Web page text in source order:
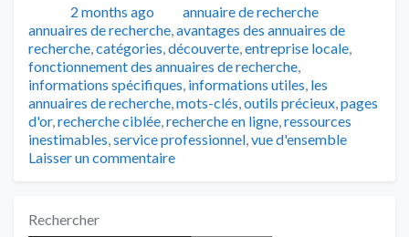
Publié2 months ago Catégories
annuaire de recherche
annuaires de recherche,avantages des annuaires de
recherche,catégories,découverte,entreprise locale,
fonctionnement des annuaires de recherche,
informations spécifiques, informations utiles, les
annuaires de recherche,mots-clés,outils précieux,pages
d'or,recherche ciblée,recherche en ligne,ressources
inestimables,service professionnel,vue d'ensemble
Laisser un commentaire
Rechercher